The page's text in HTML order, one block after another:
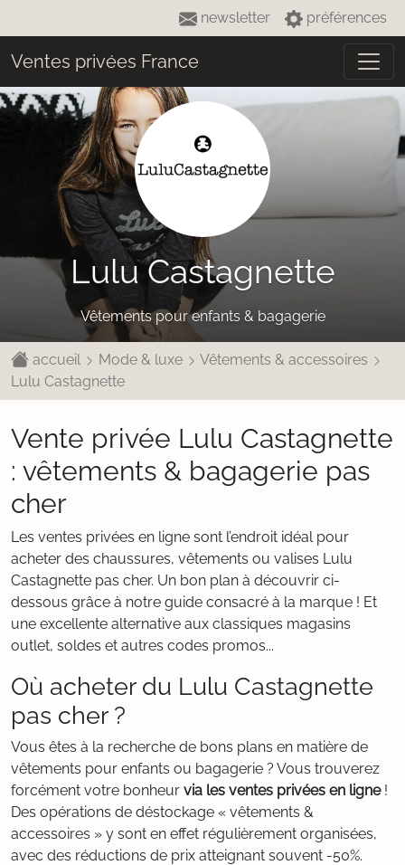
newsletter préférences
Ventes privées France
Lulu Castagnette
Vêtements pour enfants & bagagerie
accueil Mode & luxe
Vêtements & accessoires
Lulu Castagnette
Vente privée Lulu Castagnette
: vêtements & bagagerie pas
cher
Les ventes privées en ligne sont l’endroit idéal pour
acheter des chaussures, vêtements ou valises Lulu
Castagnette pas cher. Un bon plan à découvrir ci-
dessous grâce à notre guide consacré à la marque ! Et
une excellente alternative aux classiques magasins
outlet, soldes et autres codes promos...
Où acheter du Lulu Castagnette
pas cher ?
Vous êtes à la recherche de bons plans en matière de
vêtements pour enfants ou bagagerie ? Vous trouverez
forcément votre bonheur via les ventes privées en ligne!
Des opérations de déstockage « vêtements &
accessoires » y sont en effet régulièrement organisées,
avec des réductions de prix atteignant souvent -50%.